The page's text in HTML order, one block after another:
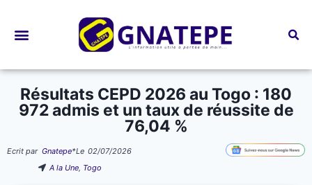
Résultats CEPD 2026 au Togo : 180
972 admis et un taux de réussite de
76,04 %
Ecrit par Gnatepe*Le 02/07/2026
A la Une, Togo